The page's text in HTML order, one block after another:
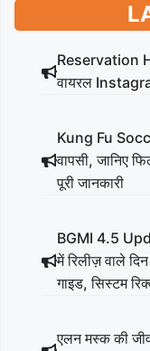
Reservation
वायरल
Kung Fu
वापसी, जानिए
पूरी जानकारी
BGMI 4.5
में रिलीज़ वाले
गाइड, सिस्टम
एलन मस्क की